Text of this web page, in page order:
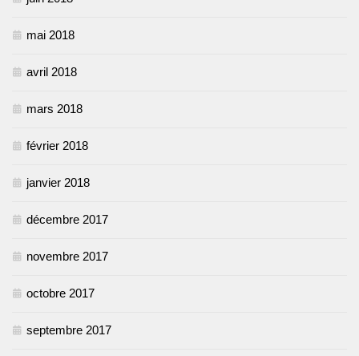
mai 2018
avril 2018
mars 2018
février 2018
janvier 2018
décembre 2017
novembre 2017
octobre 2017
septembre 2017